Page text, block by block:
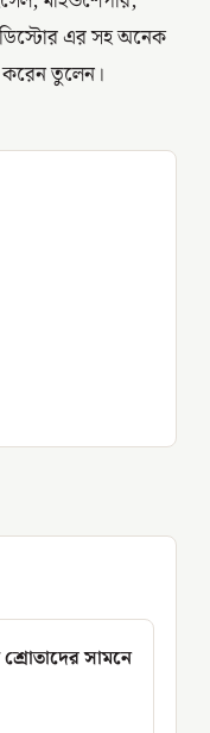
এর সহ অনেক
করেন তুলেন।
সামনে